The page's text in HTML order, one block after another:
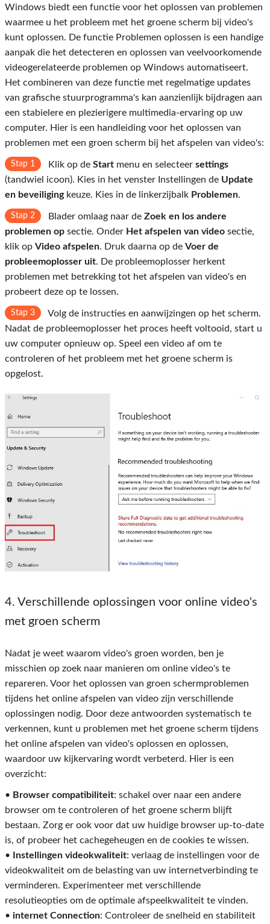
Windows biedt een functie voor het oplossen van problemen
waarmee u het probleem met het groene scherm bij video's
kunt oplossen. De functie Problemen oplossen is een handige
aanpak die het detecteren en oplossen van veelvoorkomende
videogerelateerde problemen op Windows automatiseert.
Het combineren van deze functie met regelmatige updates
van grafische stuurprogramma's kan aanzienlijk bijdragen aan
een stabielere en plezierigere multimedia-ervaring op uw
computer. Hier is een handleiding voor het oplossen van
problemen met een groen scherm bij het afspelen van video's:
Stap 1 Klik op de Start menu en selecteer settings
(tandwiel icoon). Kies in het venster Instellingen de Update
en beveiligingkeuze. Kies in de linkerzijbalk Problemen.
Stap 2 Blader omlaag naar de Zoek en los andere
problemen op sectie. Onder Het afspelen van video sectie,
klik op Video afspelen. Druk daarna op de Voer de
probleemoplosser uit. De probleemoplosser herkent
problemen met betrekking tot het afspelen van video's en
probeert deze op te lossen.
Stap 3
Volg de instructies en aanwijzingen op het scherm.
Nadat de probleemoplosser het proces heeft voltooid, start u
uw computer opnieuw op. Speel een video af om te
controleren of het probleem met het groene scherm is
opgelost.
4. Verschillende oplossingen voor online video's
met groen scherm
Nadat je weet waarom video's groen worden, ben je
misschien op zoek naar manieren om online video's te
repareren. Voor het oplossen van groen schermproblemen
tijdens het online afspelen van video zijn verschillende
oplossingen nodig. Door deze antwoorden systematisch te
verkennen, kunt u problemen met het groene scherm tijdens
het online afspelen van video's oplossen en oplossen,
waardoor uw kijkervaring wordt verbeterd. Hier is een
overzicht:
• Browser compatibiliteit: schakel over naar een andere
browser om te controleren of het groene scherm blijft
bestaan. Zorg er ook voor dat uw huidige browser up-to-date
is, of probeer het cachegeheugen en de cookies te wissen.
•
Instellingen videokwaliteit: verlaag de instellingen voor de
videokwaliteit om de belasting van uw internetverbinding te
verminderen. Experimenteer met verschillende
resolutieopties om de optimale afspeelkwaliteit te vinden.
• internet Connection: Controleer de snelheid en stabiliteit